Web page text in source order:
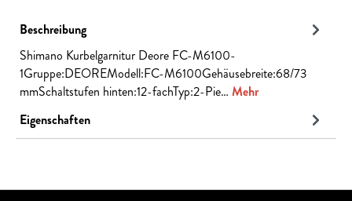
Beschreibung
Shimano Kurbelgarnitur Deore FC-M6100-
1Gruppe:DEOREModell:FC-M6100Gehäusebreite:68/73
mmSchaltstufen hinten:12-fachTyp:2-Pie… Mehr
Eigenschaften